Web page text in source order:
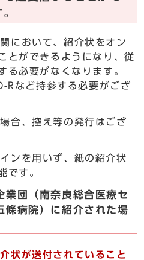
において、紹介状をオン
とができるようになり、従
る必要がなくなります。
Rなど持参する必要がござ
合、控え等の発行はござ
ンを用いず、紙の紹介状
です。
業団（南奈良総合医療セ
條病院）に紹介された場
状が送付されていること